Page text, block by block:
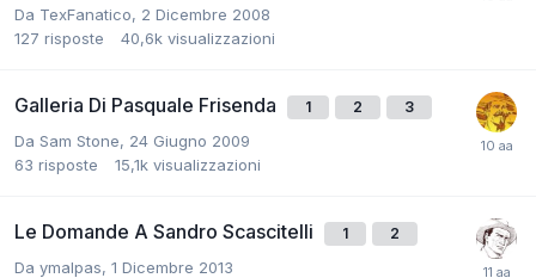
Da TexFanatico, 2 Dicembre 2008
127 risposte 40,6k visualizzazioni
Galleria Di Pasquale Frisenda 1 2 3
Da Sam Stone, 24 Giugno 2009
63 risposte 15,1k visualizzazioni
Le Domande A Sandro Scascitelli 1 2
Da ymalpas, 1 Dicembre 2013